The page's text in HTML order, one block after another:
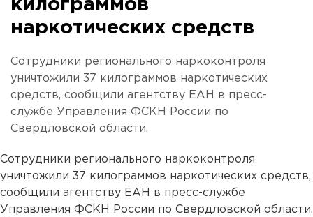
килограммов
наркотических средств
Сотрудники регионального наркоконтроля
уничтожили 37 килограммов наркотических
средств, сообщили агентству ЕАН в пресс-
службе Управления ФСКН России по
Свердловской области.
Сотрудники регионального наркоконтроля
уничтожили 37 килограммов наркотических средств,
сообщили агентству ЕАН в пресс-службе
Управления ФСКН России по Свердловской области.